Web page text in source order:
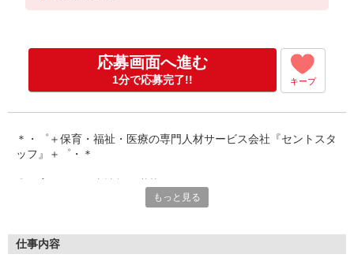
応募画面へ進む
1分で応募完了!! キープ
＊・゜＋保育・福祉・医療の専門人材サービス会社『セントスタ
ッフ』＋゜・＊
保育専門の人材サービスをしているからこそ、豊富な求人情報を
「短時間で探してる」「いずれ正職員になりたい！」
もっと見る
仕事内容